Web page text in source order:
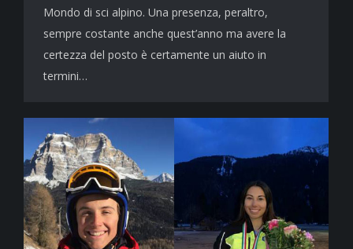
Mondo di sci alpino. Una presenza, peraltro,
sempre costante anche quest’anno ma avere la
certezza del posto è certamente un aiuto in
termini…